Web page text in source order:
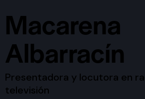
Macarena
Albarracín
Presentadora y locutora en
televisión